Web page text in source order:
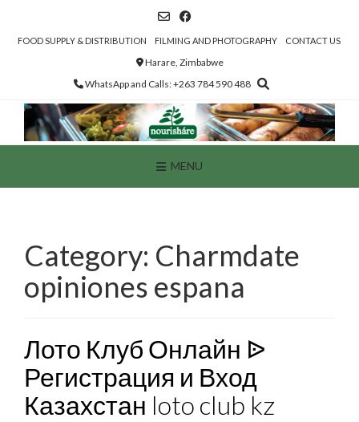
contentFOOD SUPPLY & DISTRIBUTION FILMING AND PHOTOGRAPHY CONTACT US
Harare, Zimbabwe
WhatsApp and Calls: +263 784 590 488
MENU
Category: Charmdate
opiniones espana
Лото Клуб Онлайн ᐉ
Регистрация и Вход
Казахстан loto club kz